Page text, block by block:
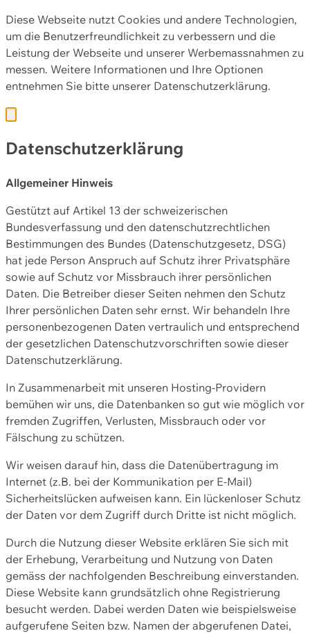
Diese Webseite nutzt Cookies und andere Technologien,
um die Benutzerfreundlichkeit zu verbessern und die
Leistung der Webseite und unserer Werbemassnahmen zu
messen. Weitere Informationen und Ihre Optionen
entnehmen Sie bitte unserer Datenschutzerklärung.
Datenschutzerklärung
Allgemeiner Hinweis
Gestützt auf Artikel 13 der schweizerischen
Bundesverfassung und den datenschutzrechtlichen
Bestimmungen des Bundes (Datenschutzgesetz, DSG)
hat jede Person Anspruch auf Schutz ihrer Privatsphäre
sowie auf Schutz vor Missbrauch ihrer persönlichen
Daten. Die Betreiber dieser Seiten nehmen den Schutz
Ihrer persönlichen Daten sehr ernst. Wir behandeln Ihre
personenbezogenen Daten vertraulich und entsprechend
der gesetzlichen Datenschutzvorschriften sowie dieser
Datenschutzerklärung.
In Zusammenarbeit mit unseren Hosting-Providern
bemühen wir uns, die Datenbanken so gut wie möglich vor
fremden Zugriffen, Verlusten, Missbrauch oder vor
Fälschung zu schützen.
Wir weisen darauf hin, dass die Datenübertragung im
Internet (z.B. bei der Kommunikation per E-Mail)
Sicherheitslücken aufweisen kann. Ein lückenloser Schutz
der Daten vor dem Zugriff durch Dritte ist nicht möglich.
Durch die Nutzung dieser Website erklären Sie sich mit
der Erhebung, Verarbeitung und Nutzung von Daten
gemäss der nachfolgenden Beschreibung einverstanden.
Diese Website kann grundsätzlich ohne Registrierung
besucht werden. Dabei werden Daten wie beispielsweise
aufgerufene Seiten bzw. Namen der abgerufenen Datei,